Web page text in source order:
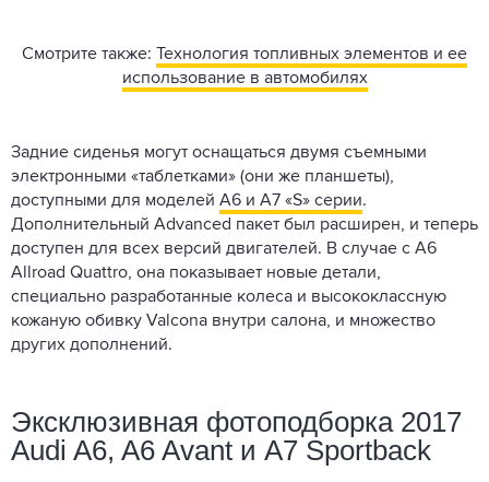
Смотрите также: Технология топливных элементов и ее
использование в автомобилях
Задние сиденья могут оснащаться двумя съемными
электронными «таблетками» (они же планшеты),
доступными для моделей А6 и А7 «S» серии.
Дополнительный Advanced пакет был расширен, и теперь
доступен для всех версий двигателей. В случае с A6
Allroad Quattro, она показывает новые детали,
специально разработанные колеса и высококлассную
кожаную обивку Valcona внутри салона, и множество
других дополнений.
Эксклюзивная фотоподборка 2017
Audi A6, A6 Avant и A7 Sportback